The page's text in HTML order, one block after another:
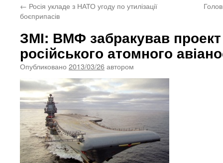
← Росія укладе з НАТО угоду по утилізації
боєприпасів
ЗМІ: ВМФ забракував
російського атомного
Опубликовано 2013/03/26автором